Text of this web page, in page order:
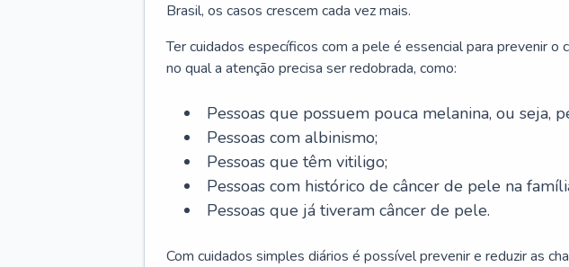
Brasil, os casos crescem cada vez mais.
Ter cuidados específicos com a pele é essencial para prevenir o
no qual a atenção precisa ser redobrada, como:
Pessoas que possuem pouca melanina, ou seja,
Pessoas com albinismo;
Pessoas que têm vitiligo;
Pessoas com histórico de câncer de pele na
Pessoas que já tiveram câncer de pele.
Com cuidados simples diários é possível prevenir e reduzir as